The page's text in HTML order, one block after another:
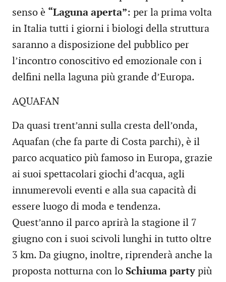
senso è “Laguna aperta”: per la prima volta
in Italia tutti i giorni i biologi della struttura
saranno a disposizione del pubblico per
l’incontro conoscitivo ed emozionale con i
delfini nella laguna più grande d’Europa.
AQUAFAN
Da quasi trent’anni sulla cresta dell’onda,
Aquafan (che fa parte di Costa parchi), è il
parco acquatico più famoso in Europa, grazie
ai suoi spettacolari giochi d’acqua, agli
innumerevoli eventi e alla sua capacità di
essere luogo di moda e tendenza.
Quest’anno il parco aprirà la stagione il 7
giugno con i suoi scivoli lunghi in tutto oltre
3 km. Da giugno, inoltre, riprenderà anche la
proposta notturna con lo Schiuma party più